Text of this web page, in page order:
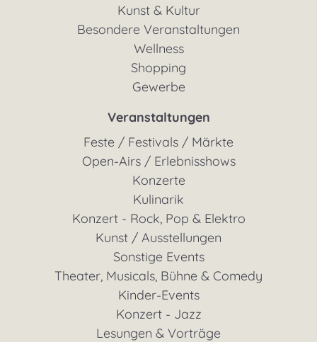
Kunst & Kultur
Besondere Veranstaltungen
Wellness
Shopping
Gewerbe
Veranstaltungen
Feste / Festivals / Märkte
Open-Airs / Erlebnisshows
Konzerte
Kulinarik
Konzert - Rock, Pop & Elektro
Kunst / Ausstellungen
Sonstige Events
Theater, Musicals, Bühne & Comedy
Kinder-Events
Konzert - Jazz
Lesungen & Vorträge